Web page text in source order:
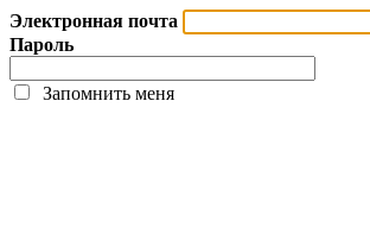
Электронная почта
Пароль
Запомнить меня